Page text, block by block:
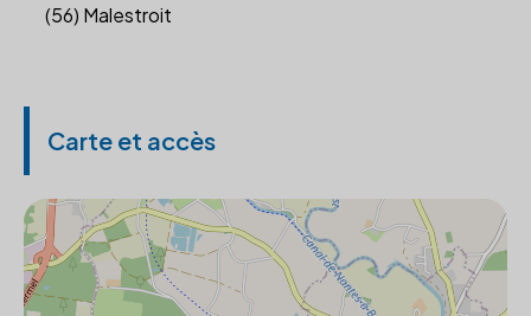
(56) Malestroit
Carte et accès